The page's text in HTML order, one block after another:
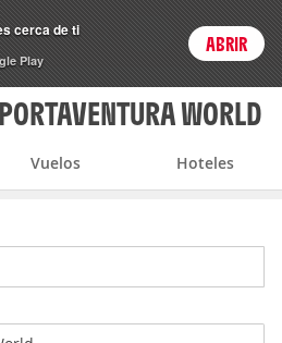
Precios enPeso
ARSCambiar moneda
Login
WORLD
Vuelos Hoteles
cerca de ti
Play
ABRIR